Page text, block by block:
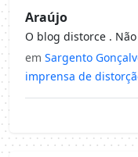
Araújo
O blog distorce .
em Sargento
imprensa de